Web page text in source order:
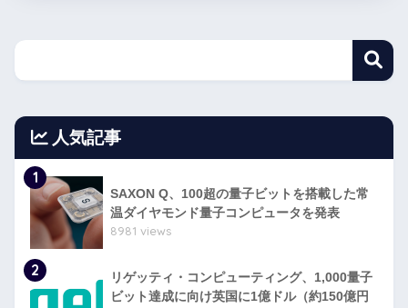
人気記事
1
SAXON Q、100超の量子ビットを搭載した常
温ダイヤモンド量子コンピュータを発表
8981 views
2
リゲッティ・コンピューティング、1,000量子
ビット達成に向け英国に1億ドル（約150億円